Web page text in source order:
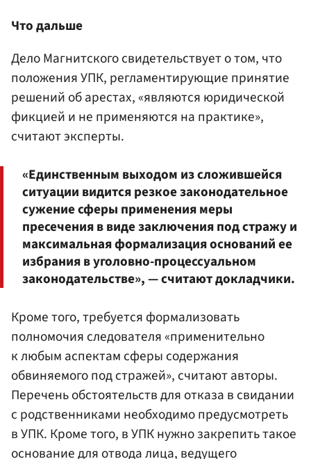
Что дальше
Дело Магнитского свидетельствует о том, что
положения УПК, регламентирующие принятие
решений об арестах, «являются юридической
фикцией и не применяются на практике»,
считают эксперты.
«Единственным выходом из сложившейся
ситуации видится резкое законодательное
сужение сферы применения меры
пресечения в виде заключения под стражу и
максимальная формализация оснований ее
избрания в уголовно-процессуальном
законодательстве», — считают докладчики.
Кроме того, требуется формализовать
полномочия следователя «применительно
к любым аспектам сферы содержания
обвиняемого под стражей», считают авторы.
Перечень обстоятельств для отказа в свидании
с родственниками необходимо предусмотреть
в УПК. Кроме того, в УПК нужно закрепить такое
основание для отвода лица, ведущего